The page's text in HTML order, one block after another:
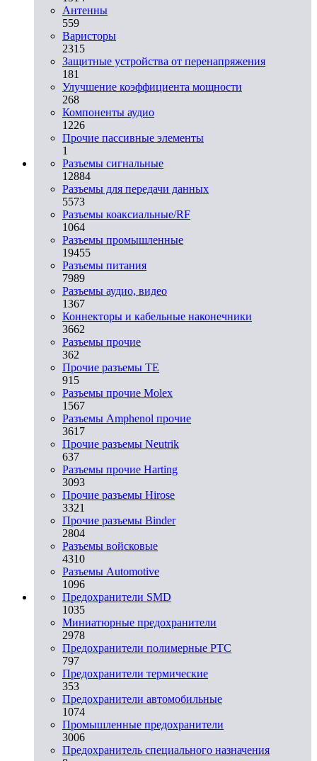
Антенны
559
Варисторы
2315
Защитные устройства от перенапряжения
181
Улучшение коэффициента мощности
268
Компоненты аудио
1226
Прочие пассивные элементы
1
Разъeмы сигнальные
12884
Разъeмы для передачи данных
5573
Разъeмы коаксиальные/RF
1064
Разъeмы промышленные
19455
Разъeмы питания
7989
Разъeмы аудио, видео
1367
Коннекторы и кабельные наконечники
3662
Разъeмы прочие
362
Прочие разъемы TE
915
Разъемы прочие Molex
1567
Разъемы Amphenol прочие
3617
Прочие разъемы Neutrik
637
Разъемы прочие Harting
3093
Прочие разъемы Hirose
3321
Прочие разъемы Binder
2804
Разъемы войсковые
4310
Разъeмы Automotive
1096
Предохранители SMD
1035
Миниатюрные предохранители
2978
Предохранители полимерные PTC
797
Предохранители термические
353
Предохранители автомобильные
1074
Промышленные предохранители
3006
Предохранитель специального назначения